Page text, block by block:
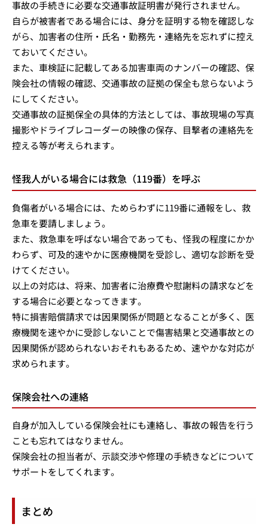
事故の手続きに必要な交通事故証明書が発行されません。
自らが被害者である場合には、身分を証明する物を確認しな
がら、加害者の住所・氏名・勤務先・連絡先を忘れずに控え
ておいてください。
また、車検証に記載してある加害車両のナンバーの確認、保
険会社の情報の確認、交通事故の証拠の保全も怠らないよう
にしてください。
交通事故の証拠保全の具体的方法としては、事故現場の写真
撮影やドライブレコーダーの映像の保存、目撃者の連絡先を
控える等が考えられます。
怪我人がいる場合には救急（119番）を呼ぶ
負傷者がいる場合には、ためらわずに119番に通報をし、救
急車を要請しましょう。
また、救急車を呼ばない場合であっても、怪我の程度にかか
わらず、可及的速やかに医療機関を受診し、適切な診断を受
けてください。
以上の対応は、将来、加害者に治療費や慰謝料の請求などを
する場合に必要となってきます。
特に損害賠償請求では因果関係が問題となることが多く、医
療機関を速やかに受診しないことで傷害結果と交通事故との
因果関係が認められないおそれもあるため、速やかな対応が
求められます。
保険会社への連絡
自身が加入している保険会社にも連絡し、事故の報告を行う
ことも忘れてはなりません。
保険会社の担当者が、示談交渉や修理の手続きなどについて
サポートをしてくれます。
まとめ